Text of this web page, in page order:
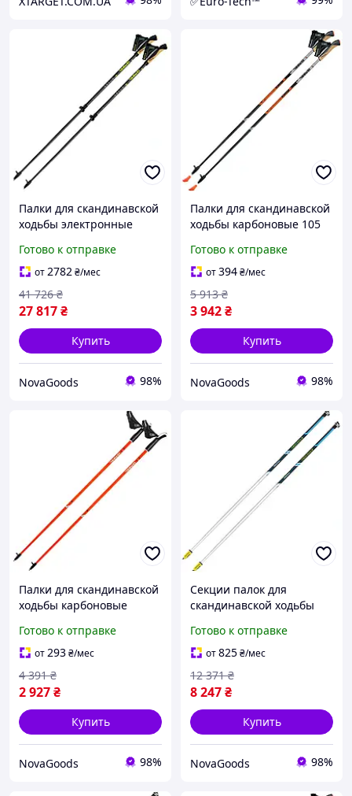
Палки для скандинавской
ходьбы электронные
контроля 2 шт черный
Gabel GN-0074
Готово к отправке
от2782₴/мес
27 817₴
41 726 ₴
Купить
NovaGoods 98%
Палки для скандинавской
ходьбы карбоновые 105
оранжевый Gabel GN-
0286
Готово к отправке
от394₴/мес
3 942₴
5 913 ₴
Купить
NovaGoods 98%
Палки для скандинавской
ходьбы карбоновые
105 см 2 шт красный
оранжевый Gabel GN-
0720
Готово к отправке
от293₴/мес
2 927₴
4 391 ₴
Купить
NovaGoods 98%
Секции палок для
скандинавской ходьбы
Vipole GN-1106
Готово к отправке
от825₴/мес
8 247₴
12 371 ₴
Купить
NovaGoods 98%